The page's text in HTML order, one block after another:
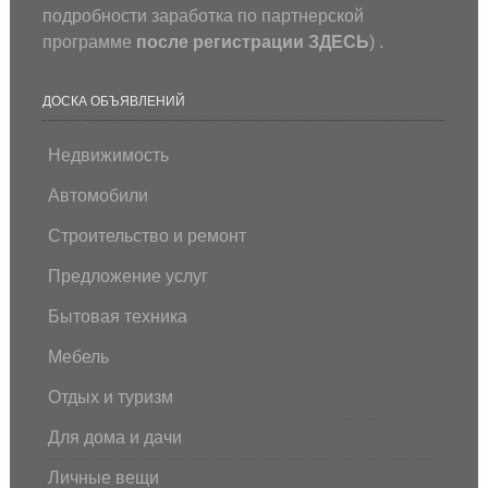
подробности заработка по партнерской
программе после регистрации ЗДЕСЬ) .
ДОСКА ОБЪЯВЛЕНИЙ
Недвижимость
Автомобили
Строительство и ремонт
Предложение услуг
Бытовая техника
Мебель
Отдых и туризм
Для дома и дачи
Личные вещи